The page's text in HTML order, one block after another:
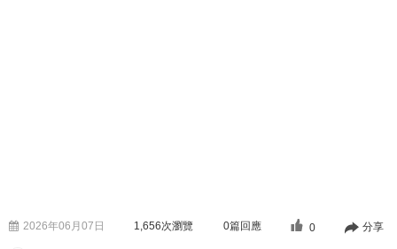
2026年06月07日 1,656次瀏覽 0篇回應 0 分享